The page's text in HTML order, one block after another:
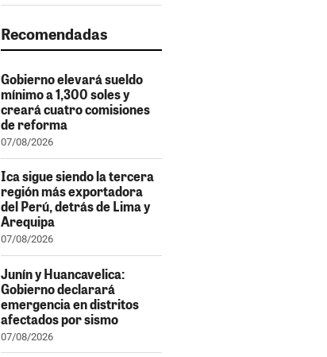
Recomendadas
Gobierno elevará sueldo
mínimo a 1,300 soles y
creará cuatro comisiones
de reforma
07/08/2026
Ica sigue siendo la tercera
región más exportadora
del Perú, detrás de Lima y
Arequipa
07/08/2026
Junín y Huancavelica:
Gobierno declarará
emergencia en distritos
afectados por sismo
07/08/2026